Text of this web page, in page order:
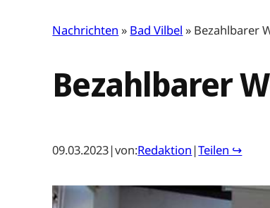
Nachrichten » Bad Vilbel » Bezahlbarer
Bezahlbarer
09.03.2023|von:Redaktion |Teilen ↪